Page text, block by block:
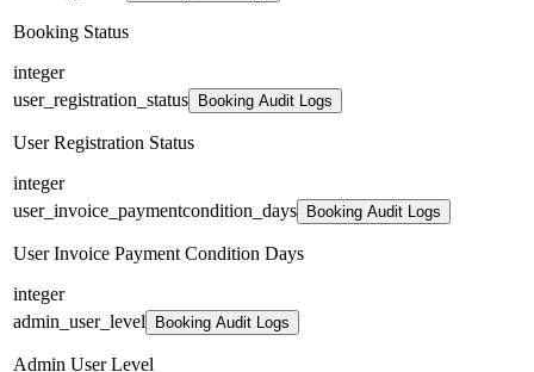
Booking Status
integer
user_registration_status
Booking Audit Logs
User Registration Status
integer
user_invoice_paymentcondition_days
Booking Audit Logs
User Invoice Payment Condition Days
integer
admin_user_level
Booking Audit Logs
Admin User Level